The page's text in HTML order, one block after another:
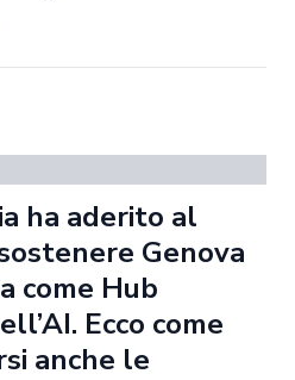
ha aderito al
Genova
come Hub
Ecco come
anche le